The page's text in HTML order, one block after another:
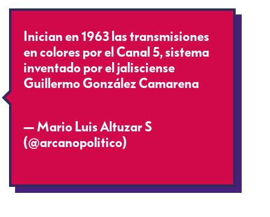
Inician en 1963 las transmisiones
en colores por el Canal 5, sistema
inventado por el jalisciense
Guillermo González Camarena
— Mario Luis Altuzar S
(@arcanopolitico)